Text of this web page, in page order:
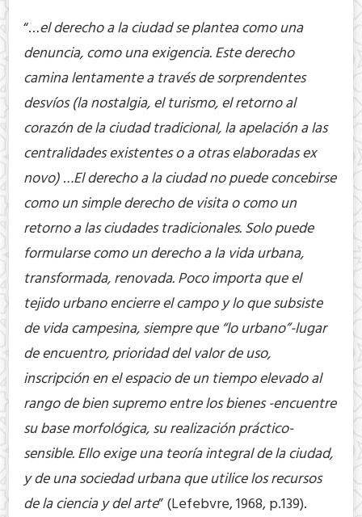
“…el derecho a la ciudad se plantea como una
denuncia, como una exigencia. Este derecho
camina lentamente a través de sorprendentes
desvíos (la nostalgia, el turismo, el retorno al
corazón de la ciudad tradicional, la apelación a las
centralidades existentes o a otras elaboradas ex
novo) …El derecho a la ciudad no puede concebirse
como un simple derecho de visita o como un
retorno a las ciudades tradicionales. Solo puede
formularse como un derecho a la vida urbana,
transformada, renovada. Poco importa que el
tejido urbano encierre el campo y lo que subsiste
de vida campesina, siempre que “lo urbano”-lugar
de encuentro, prioridad del valor de uso,
inscripción en el espacio de un tiempo elevado al
rango de bien supremo entre los bienes -encuentre
su base morfológica, su realización práctico-
sensible. Ello exige una teoría integral de la ciudad,
y de una sociedad urbana que utilice los recursos
de la ciencia y del arte” (Lefebvre, 1968, p.139).